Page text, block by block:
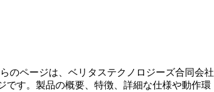
のページは、 ベリタステクノロジーズ合同会社
です。製品の概要、特徴、詳細な仕様や動作環